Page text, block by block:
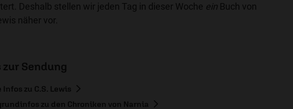
Deshalb stellen wir jeden Tag in dieser Woche ein Buch von
näher vor.
zur Sendung
zu C.S. Lewis
zu den Chroniken von Narnia